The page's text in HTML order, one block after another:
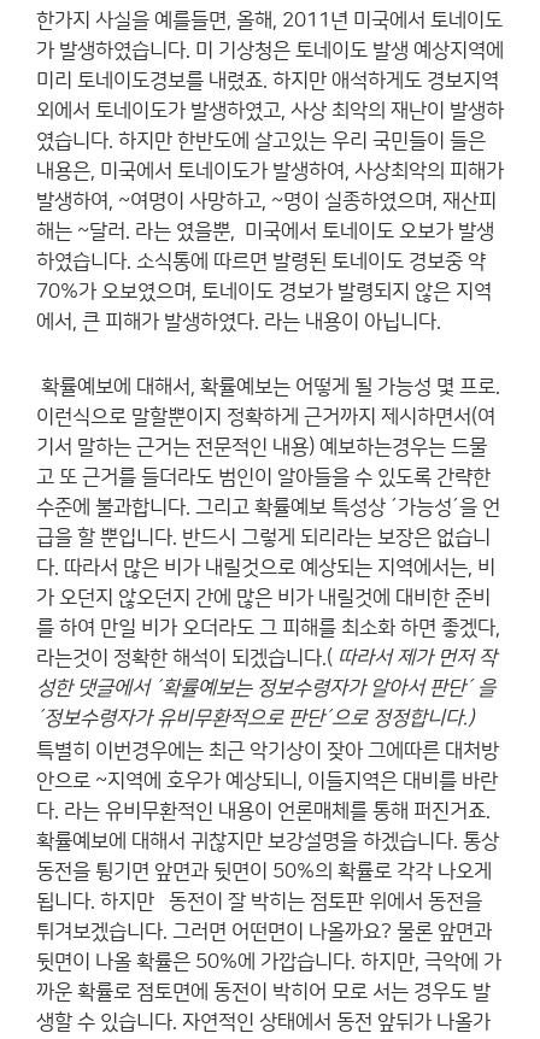
한가지 사실을 예를들면, 올해, 2011년 미국에서 토네이도
가 발생하였습니다. 미 기상청은 토네이도 발생 예상지역에
미리 토네이도경보를 내렸죠. 하지만 애석하게도 경보지역
외에서 토네이도가 발생하였고, 사상 최악의 재난이 발생하
였습니다. 하지만 한반도에 살고있는 우리 국민들이 들은
내용은, 미국에서 토네이도가 발생하여, 사상최악의 피해가
발생하여, ~여명이 사망하고, ~명이 실종하였으며, 재산피
해는 ~달러. 라는 였을뿐, 미국에서 토네이도 오보가 발생
하였습니다. 소식통에 따르면 발령된 토네이도 경보중 약
70%가 오보였으며, 토네이도 경보가 발령되지 않은 지역
에서, 큰 피해가 발생하였다. 라는 내용이 아닙니다.
확률예보에 대해서, 확률예보는 어떻게 될 가능성 몇 프로.
이런식으로 말할뿐이지 정확하게 근거까지 제시하면서(여
기서 말하는 근거는 전문적인 내용) 예보하는경우는 드물
고 또 근거를 들더라도 범인이 알아들을 수 있도록 간략한
수준에 불과합니다. 그리고 확률예보 특성상 ´가능성´을 언
급을 할 뿐입니다. 반드시 그렇게 되리라는 보장은 없습니
다. 따라서 많은 비가 내릴것으로 예상되는 지역에서는, 비
가 오던지 않오던지 간에 많은 비가 내릴것에 대비한 준비
를 하여 만일 비가 오더라도 그 피해를 최소화 하면 좋겠다,
라는것이 정확한 해석이 되겠습니다.( 따라서 제가 먼저 작
성한 댓글에서 ´확률예보는 정보수령자가 알아서 판단´ 을
´정보수령자가 유비무환적으로 판단´으로 정정합니다.)
특별히 이번경우에는 최근 악기상이 잦아 그에따른 대처방
안으로 ~지역에 호우가 예상되니, 이들지역은 대비를 바란
다. 라는 유비무환적인 내용이 언론매체를 통해 퍼진거죠.
확률예보에 대해서 귀찮지만 보강설명을 하겠습니다. 통상
동전을 튕기면 앞면과 뒷면이 50%의 확률로 각각 나오게
됩니다. 하지만 동전이 잘 박히는 점토판 위에서 동전을
튀겨보겠습니다. 그러면 어떤면이 나올까요? 물론 앞면과
뒷면이 나올 확률은 50%에 가깝습니다. 하지만, 극악에 가
까운 확률로 점토면에 동전이 박히어 모로 서는 경우도 발
생할 수 있습니다. 자연적인 상태에서 동전 앞뒤가 나올가